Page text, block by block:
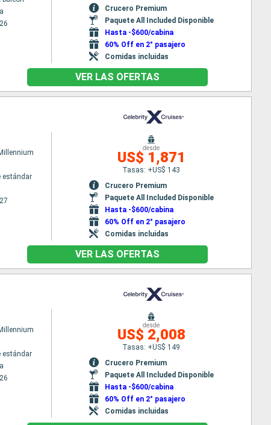
Crucero Premium
Paquete All Included Disponible
Hasta -$600/cabina
60% Off en 2° pasajero
Comidas incluidas
VER LAS OFERTAS
estándar
desde
US$ 1,871
Tasas: +US$ 143
Crucero Premium
Paquete All Included Disponible
Hasta -$600/cabina
60% Off en 2° pasajero
Comidas incluidas
VER LAS OFERTAS
estándar
desde
US$ 2,008
Tasas: +US$ 149
Crucero Premium
Paquete All Included Disponible
Hasta -$600/cabina
60% Off en 2° pasajero
Comidas incluidas